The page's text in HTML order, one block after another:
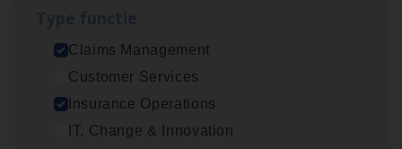
Claims Management
Customer Services
Insurance Operations
IT, Change & Innovation
Dos­sier­be­heer­der Pro­per­ty verzekeringen
Insurance Operations
Antwerpen en Hasselt